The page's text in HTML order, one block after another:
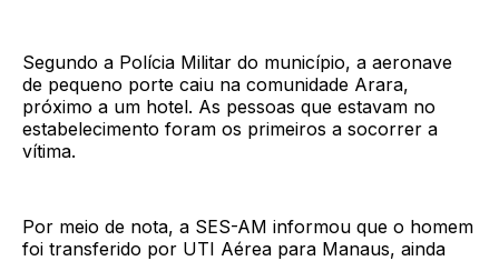
Segundo a Polícia Militar do município, a aeronave
de pequeno porte caiu na comunidade Arara,
próximo a um hotel. As pessoas que estavam no
estabelecimento foram os primeiros a socorrer a
vítima.
Por meio de nota, a SES-AM informou que o homem
foi transferido por UTI Aérea para Manaus, ainda